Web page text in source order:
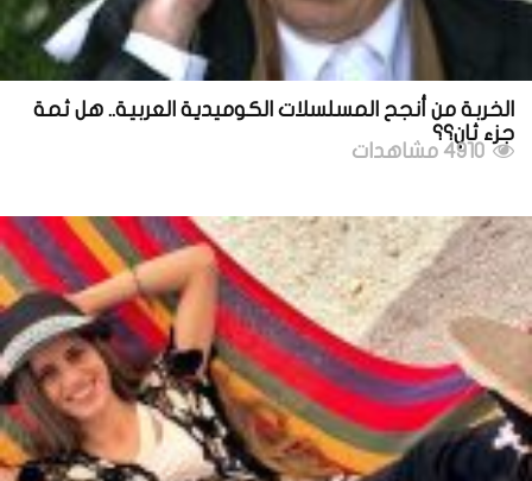
الخربة من أنجح المسلسلات الكوميدية العربية.. هل ثمة
جزء ثانٍ؟؟